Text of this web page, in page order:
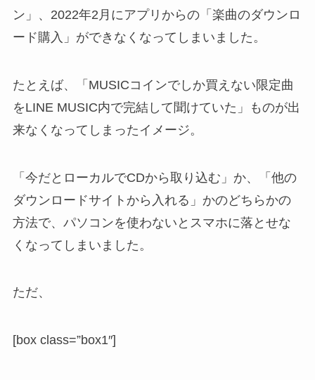
ン」、2022年2月にアプリからの「楽曲のダウンロ
ード購入」ができなくなってしまいました。
たとえば、「 MUSICコインでしか買えない限定曲
をLINE MUSIC内で完結して聞けていた 」ものが出
来なくなってしまったイメージ。
「今だとローカルでCDから取り込む」か、「他の
ダウンロードサイトから入れる」かのどちらかの
方法で、パソコンを使わないとスマホに落とせな
くなってしまいました。
ただ、
[box class=”box1″]